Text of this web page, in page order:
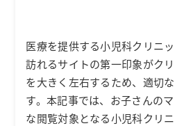
医療を提供する小児科クリニ
訪れるサイトの第一印象がク
を大きく左右するため、適切
す。本記事では、お子さんの
な閲覧対象となる小児科クリ